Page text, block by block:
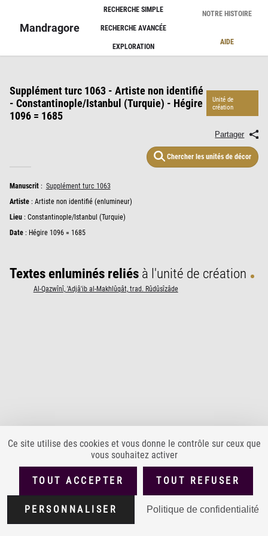
Mandragore
RECHERCHE SIMPLE
RECHERCHE AVANCÉE
EXPLORATION
NOTRE HISTOIRE
AIDE
Supplément turc 1063 - Artiste non identifié
- Constantinople/Istanbul (Turquie) - Hégire
1096 = 1685
Unité de
création
Partager
Chercher les unités de décor
Manuscrit: Supplément turc 1063
Artiste: Artiste non identifié (enlumineur)
Lieu: Constantinople/Istanbul (Turquie)
Date: Hégire 1096 = 1685
Textes enluminés reliésà l'unité de création
Al-Qazwînî, 'Adjâ'ib al-Makhlûqât, trad. Rûdûsîzâde
PLAN DU SITE ACCESSIBILITÉ : PARTIELLEMENT CONFORME
MENTIONS LÉGALES POLITIQUE DE CONFIDENTIALITÉ
Version
1.4.0
Ce site utilise des cookies et vous donne le contrôle sur ceux que
vous souhaitez activer
TOUT ACCEPTER TOUT REFUSER
PERSONNALISER Politique de confidentialité